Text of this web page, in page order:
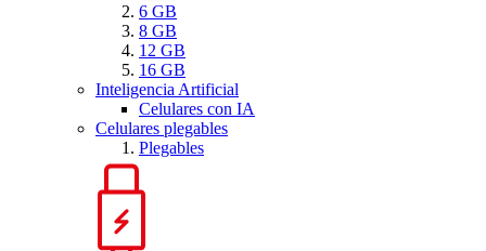
6 GB
8 GB
12 GB
16 GB
Inteligencia Artificial
Celulares con IA
Celulares plegables
Plegables